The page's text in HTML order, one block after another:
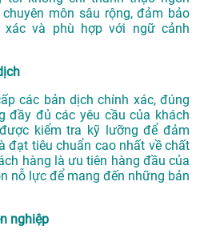
môn sâu rộng, đảm bảo
và phù hợp với ngữ cảnh
các bản dịch chính xác, đúng
đầy đủ các yêu cầu của khách
kiểm tra kỹ lưỡng để đảm
đạt tiêu chuẩn cao nhất về chất
hàng là ưu tiên hàng đầu của
nỗ lực để mang đến những bản
nghiệp